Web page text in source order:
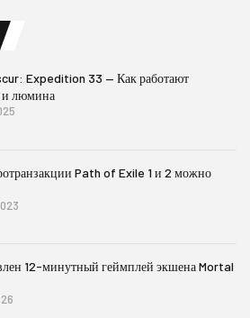
Expedition 33 — Как работают
и люмина
Path of Exile 1 и 2 можно
12-минутный геймплей экшена Mortal